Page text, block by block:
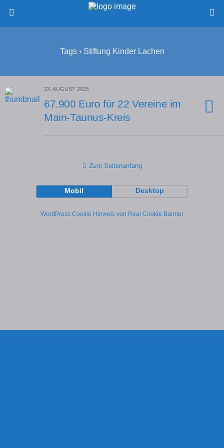
Tags › Stiftung Kinder Lachen
23. AUGUST 2025
67.900 Euro für 22 Vereine im
Main-Taunus-Kreis
Zum Seitenanfang
Mobil Desktop
WordPress Cookie Hinweis von Real Cookie Banner